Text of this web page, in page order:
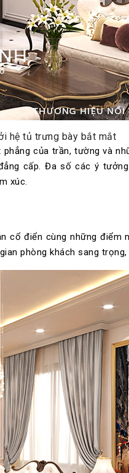
hệ tủ trưng bày bắt mắt
của trần, tường và
cấp. Đa số các ý
xúc.
điển cùng những điểm
phòng khách sang